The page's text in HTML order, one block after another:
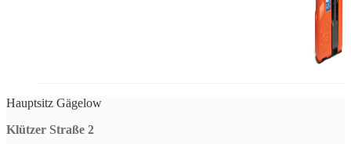
Hauptsitz Gägelow
Klützer Straße 2